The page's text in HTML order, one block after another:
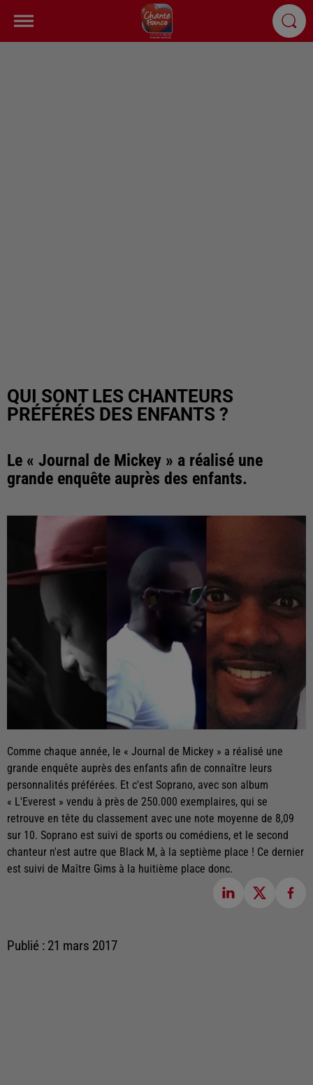
QUI SONT LES CHANTEURS
PRÉFÉRÉS DES ENFANTS ?
Le « Journal de Mickey » a réalisé une
grande enquête auprès des enfants.
Comme chaque année, le « Journal de Mickey » a réalisé une
grande enquête auprès des enfants afin de connaître leurs
personnalités préférées. Et c'est Soprano, avec son album
« L'Everest » vendu à près de 250.000 exemplaires, qui se
retrouve en tête du classement avec une note moyenne de 8,09
sur 10. Soprano est suivi de sports ou comédiens, et le second
chanteur n'est autre que Black M, à la septième place ! Ce dernier
est suivi de Maître Gims à la huitième place donc.
Publié : 21 mars 2017